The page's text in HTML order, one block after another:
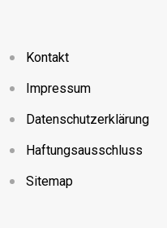
Kontakt
Impressum
Datenschutzerklärung
Haftungsausschluss
Sitemap